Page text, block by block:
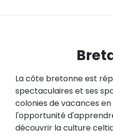
La côte bretonne est
spectaculaires et ses
colonies de vacances
l'opportunité
découvrir la culture